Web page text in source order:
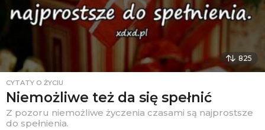
825
CYTATY O ŻYCIU
Niemożliwe też da się spełnić
Z pozoru niemożliwe życzenia czasami są najprostsze
do spełnienia.